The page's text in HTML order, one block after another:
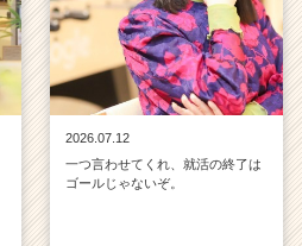
2026.07.12
一つ言わせてくれ、就活の終了は
ゴールじゃないぞ。